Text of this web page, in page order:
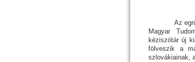
Az egri
Ma­gyar
kéziszótár új
fölveszik a
szlovákiainak,